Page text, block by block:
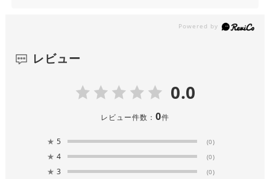
レビュー
0.0
レビュー件数： 0件
★ 5 (0)
★ 4 (0)
★ 3 (0)